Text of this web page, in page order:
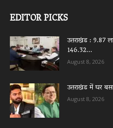
EDITOR PICKS
उत्तराखंड : 9.87
146.32...
August 8, 2026
उत्तराखंड में घर
August 8, 2026